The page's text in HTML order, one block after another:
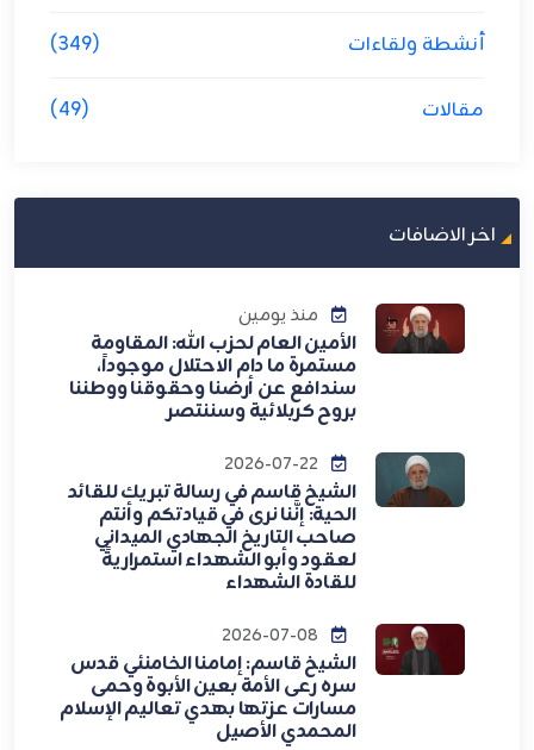
أنشطة ولقاءات (349)
مقالات (49)
اخر الاضافات
منذ يومين
الأمين العام لحزب الله: المقاومة
مستمرة ما دام الاحتلال موجوداً،
سندافع عن أرضنا وحقوقنا ووطننا
بروح كربلائية وسننتصر
الشيخ قاسم في رسالة تبريك للقائد
الحية: إنَّنا نرى في قيادتكم وأنتم
صاحب التاريخ الجهادي الميداني
لعقود وأبو الشهداء استمراريةً
للقادة الشهداء
الشيخ قاسم: إمامنا الخامنئي قدس
سره رعى الأمة بعين الأبوة وحمى
مسارات عزتها بهدي تعاليم الإسلام
المحمدي الأصيل